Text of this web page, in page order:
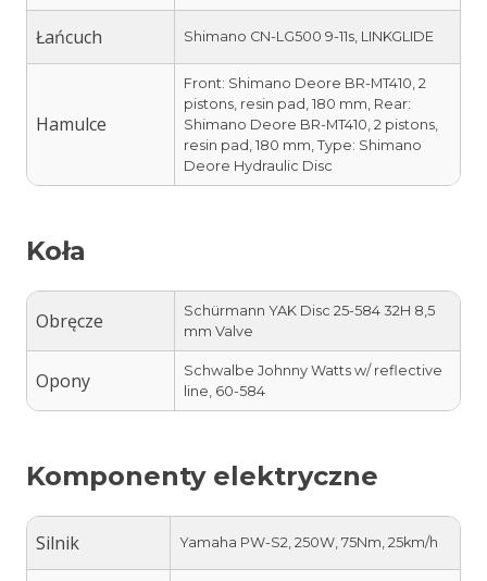
Łańcuch Shimano CN-LG500 9-11s, LINKGLIDE
Hamulce
Front: Shimano Deore BR-MT410, 2
pistons, resin pad, 180 mm, Rear:
Shimano Deore BR-MT410, 2 pistons,
resin pad, 180 mm, Type: Shimano
Deore Hydraulic Disc
Koła
Obręcze
Schürmann YAK Disc 25-584 32H 8,5
mm Valve
Opony
Schwalbe Johnny Watts w/ reflective
line, 60-584
Komponenty elektryczne
Silnik Yamaha PW-S2, 250W, 75Nm, 25km/h